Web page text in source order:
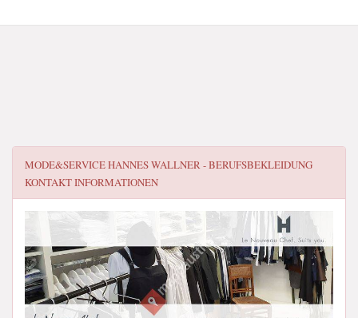
MODE&SERVICE HANNES WALLNER - BERUFSBEKLEIDUNG
KONTAKT INFORMATIONEN